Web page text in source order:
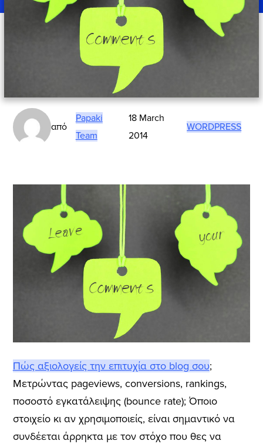
από
Papaki
Team
18 March
2014
WORDPRESS
Πώς αξιολογείς την επιτυχία στο blog σου;
Μετρώντας pageviews, conversions, rankings,
ποσοστό εγκατάλειψης (bounce rate); Όποιο
στοιχείο κι αν χρησιμοποιείς, είναι σημαντικό να
συνδέεται άρρηκτα με τον στόχο που θες να